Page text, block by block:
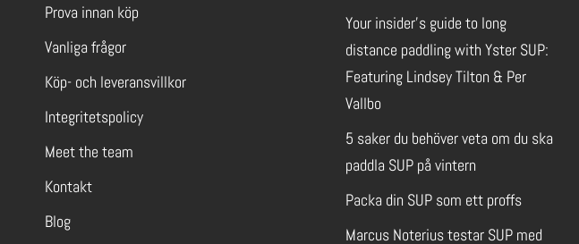
Prova innan köp
Vanliga frågor
Köp- och leveransvillkor
Integritetspolicy
Meet the team
Kontakt
Blog
Your insider’s guide to long
distance paddling with Yster SUP:
Featuring Lindsey Tilton & Per
Vallbo
5 saker du behöver veta om du ska
paddla SUP på vintern
Packa din SUP som ett proffs
Marcus Noterius testar SUP med